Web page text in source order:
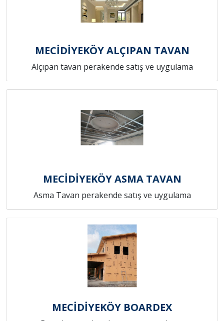
MECİDİYEKÖY ALÇIPAN TAVAN
Alçıpan tavan perakende satış ve uygulama
MECİDİYEKÖY ASMA TAVAN
Asma Tavan perakende satış ve uygulama
MECİDİYEKÖY BOARDEX